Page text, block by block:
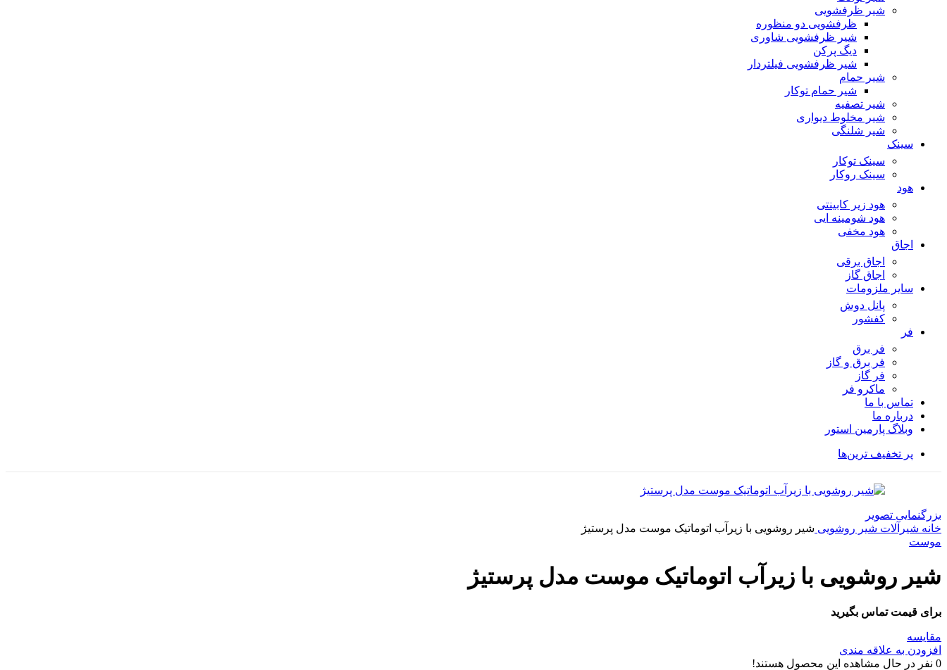
شیر ظرفشویی
ظرفشویی دو منظوره
شیر ظرفشویی شاوری
دیگ پرکن
شیر ظرفشویی فیلتردار
شیر حمام
شیر حمام توکار
شیر تصفیه
شیر مخلوط دیواری
شیر شلنگی
سینک
سینک توکار
سینک روکار
هود
هود زیر كابینتی
هود شومینه ایی
هود مخفى
اجاق
اجاق برقى
اجاق گاز
سایر ملزومات
پانل دوش
کفشور
فر
فر برق
فر برق و گاز
فر گاز
ماكرو فر
تماس با ما
درباره ما
وبلاگ پارمین استور
پر تخفیف ترین‌ها
بزرگنمایی تصویر
خانه شیرآلات شیر روشویی شیر روشویی با زیرآب اتوماتیک موست مدل پرستیژ
موست
شیر روشویی با زیرآب اتوماتیک موست مدل پرستیژ
برای قیمت تماس بگیرید
مقایسه
افزودن به علاقه مندی
0 نفر در حال مشاهده این محصول هستند!